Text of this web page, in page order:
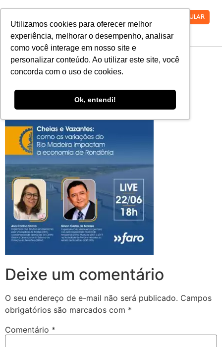
Utilizamos cookies para oferecer melhor
experiência, melhorar o desempenho, analisar
como você interage em nosso site e
personalizar conteúdo. Ao utilizar este site, você
concorda com o uso de cookies.
Ok, entendi!
VESTIBULAR
Eng.-Civil-
1080×1080-1
Deixe um comentário
O seu endereço de e-mail não será publicado. Campos
obrigatórios são marcados com *
Comentário *